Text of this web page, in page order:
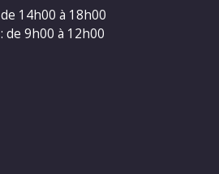
14h00 à 18h00
9h00 à 12h00